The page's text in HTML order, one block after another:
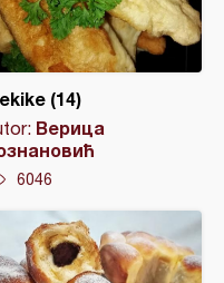
(14)
Верица
6046